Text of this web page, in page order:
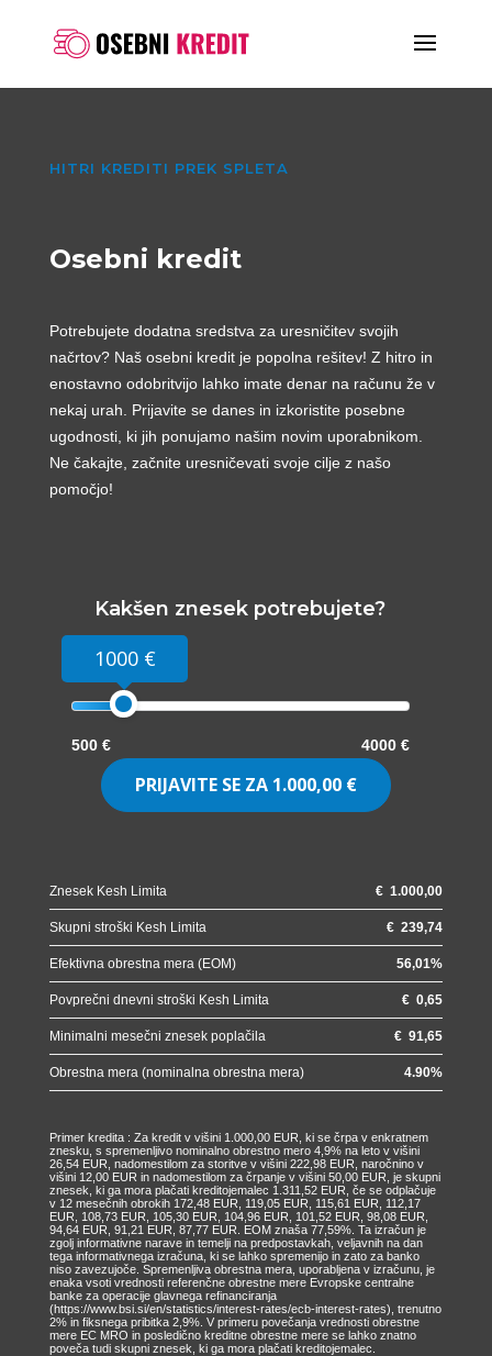
HITRI KREDITI PREK SPLETA
Osebni kredit
Potrebujete dodatna sredstva za uresničitev svojih
načrtov? Naš osebni kredit je popolna rešitev! Z hitro in
enostavno odobritvijo lahko imate denar na računu že v
nekaj urah. Prijavite se danes in izkoristite posebne
ugodnosti, ki jih ponujamo našim novim uporabnikom.
Ne čakajte, začnite uresničevati svoje cilje z našo
pomočjo!
Kakšen znesek potrebujete?
1000 €
500 € 4000 €
PRIJAVITE SE ZA 1.000,00 €
Znesek Kesh Limita €1.000,00
Skupni stroški Kesh Limita €239,74
Efektivna obrestna mera (EOM) 56,01%
Povprečni dnevni stroški Kesh Limita €0,65
Minimalni mesečni znesek poplačila €91,65
Obrestna mera (nominalna obrestna mera) 4.90%
Primer kredita : Za kredit v višini 1.000,00 EUR, ki se črpa v enkratnem
znesku, s spremenljivo nominalno obrestno mero 4,9% na leto v višini
26,54 EUR, nadomestilom za storitve v višini 222,98 EUR, naročnino v
višini 12,00 EUR in nadomestilom za črpanje v višini 50,00 EUR, je skupni
znesek, ki ga mora plačati kreditojemalec 1.311,52 EUR, če se odplačuje
v 12 mesečnih obrokih 172,48 EUR, 119,05 EUR, 115,61 EUR, 112,17
EUR, 108,73 EUR, 105,30 EUR, 104,96 EUR, 101,52 EUR, 98,08 EUR,
94,64 EUR, 91,21 EUR, 87,77 EUR. EOM znaša 77,59%. Ta izračun je
zgolj informativne narave in temelji na predpostavkah, veljavnih na dan
tega informativnega izračuna, ki se lahko spremenijo in zato za banko
niso zavezujoče. Spremenljiva obrestna mera, uporabljena v izračunu, je
enaka vsoti vrednosti referenčne obrestne mere Evropske centralne
banke za operacije glavnega refinanciranja
(https://www.bsi.si/en/statistics/interest-rates/ecb-interest-rates), trenutno
2% in fiksnega pribitka 2,9%. V primeru povečanja vrednosti obrestne
mere EC MRO in posledično kreditne obrestne mere se lahko znatno
poveča tudi skupni znesek, ki ga mora plačati kreditojemalec.